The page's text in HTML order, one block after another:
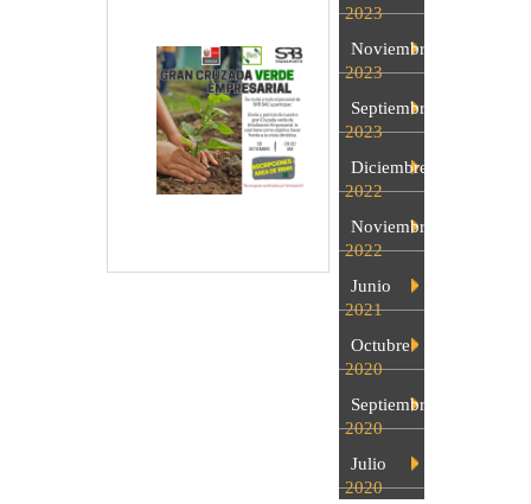
2023
Noviembre
2023
Septiembre
2023
Diciembre
2022
Noviembre
2022
Junio
2021
Octubre
2020
Septiembre
2020
Julio
2020